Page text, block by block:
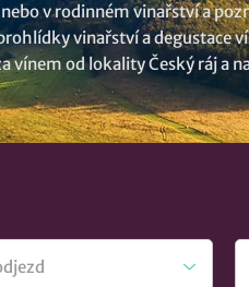
v rodinném vinařství a
vinařství a degustace
od lokality Český ráj a
v lokalitě Český ráj.